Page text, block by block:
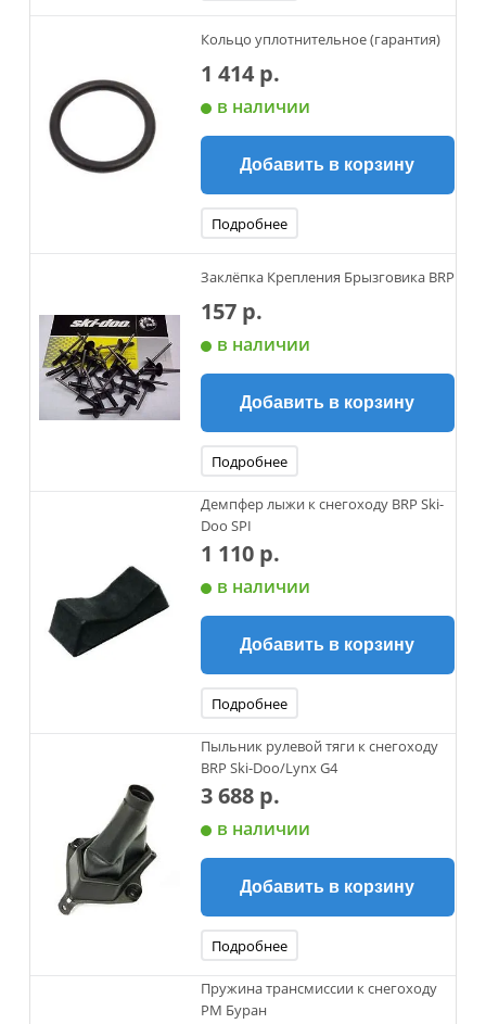
Кольцо уплотнительное (гарантия)
1 414 р.
в наличии
Добавить в корзину
Подробнее
Заклёпка Крепления Брызговика BRP
157 р.
в наличии
Добавить в корзину
Подробнее
Демпфер лыжи к снегоходу BRP Ski-
Doo SPI
1 110 р.
в наличии
Добавить в корзину
Подробнее
Пыльник рулевой тяги к снегоходу
BRP Ski-Doo/Lynx G4
3 688 р.
в наличии
Добавить в корзину
Подробнее
Пружина трансмиссии к снегоходу
РМ Буран